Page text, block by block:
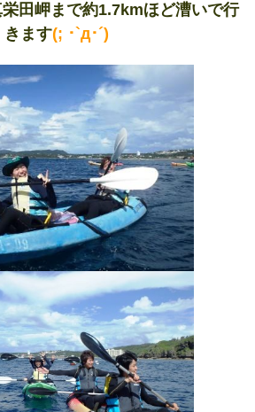
田岬まで約1.7kmほど漕いで行
きます(; ･`д･´)